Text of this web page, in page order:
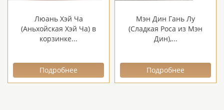
Люань Хэй Ча
(Аньхойская Хэй Ча) в
корзинке...
Подробнее
Мэн Дин Гань Лу
(Сладкая Роса из Мэн
Дин),...
Подробнее